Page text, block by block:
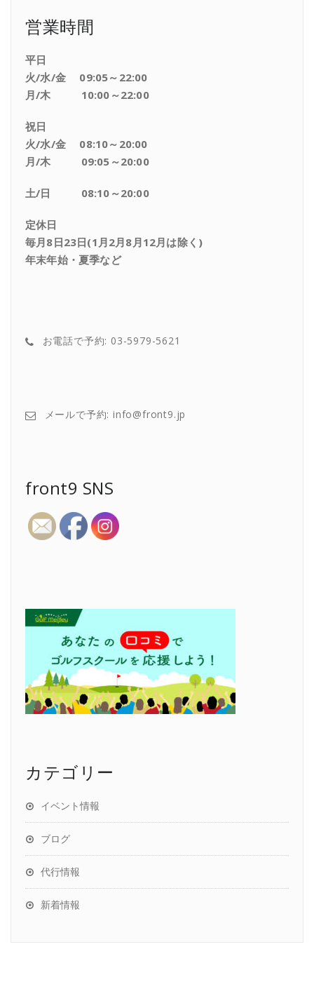
営業時間
平日
火/水/金 09:05～22:00
月/木 10:00～22:00
祝日
火/水/金 08:10～20:00
月/木 09:05～20:00
土/日 08:10～20:00
定休日
毎月8日23日(1月2月8月12月は除く)
年末年始・夏季など
お電話で予約: 03-5979-5621
メールで予約: info@front9.jp
front9 SNS
カテゴリー
イベント情報
ブログ
代行情報
新着情報